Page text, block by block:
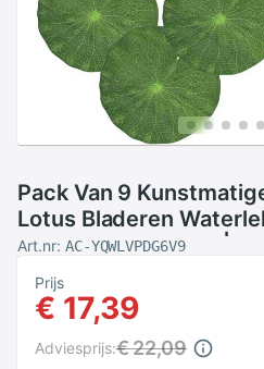
Pack Van 9
Lotus Bladeren
Ornamenten Groen |
Vijver zwembad Aquariu
Art.nr: AC-YQWLVPDG6V9
Prijs
€ 17,39
Adviesprijs:€ 22,09